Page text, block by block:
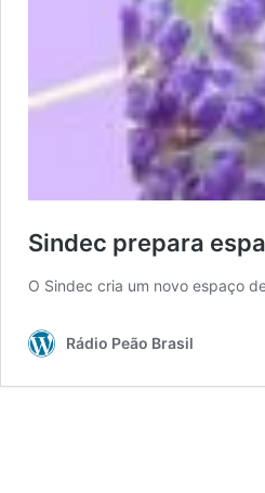
Sindec prepara
O Sindec cria um novo espaço
Rádio Peão Brasil